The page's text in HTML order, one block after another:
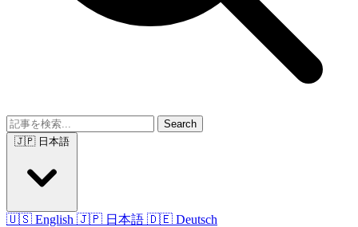
Search
🇺🇸 English 🇯🇵 日本語 🇩🇪 Deutsch